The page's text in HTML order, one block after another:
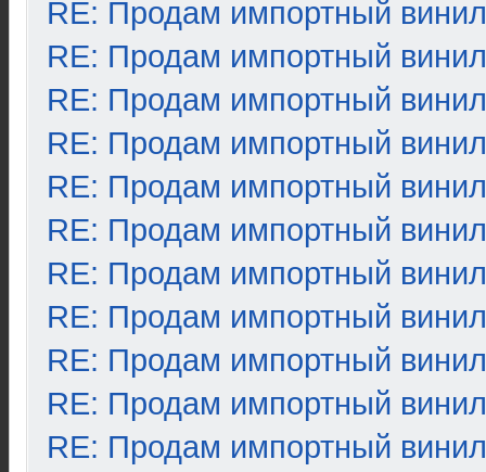
RE: Продам импортный винил
RE: Продам импортный винил
RE: Продам импортный винил
RE: Продам импортный винил
RE: Продам импортный винил
RE: Продам импортный винил
RE: Продам импортный винил
RE: Продам импортный винил
RE: Продам импортный винил
RE: Продам импортный винил
RE: Продам импортный винил